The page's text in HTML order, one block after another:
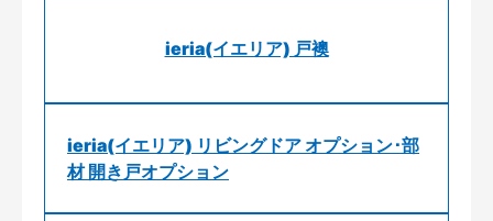
ieria(イエリア) 戸襖
ieria(イエリア) リビングドア オプション･部
材 開き戸オプション